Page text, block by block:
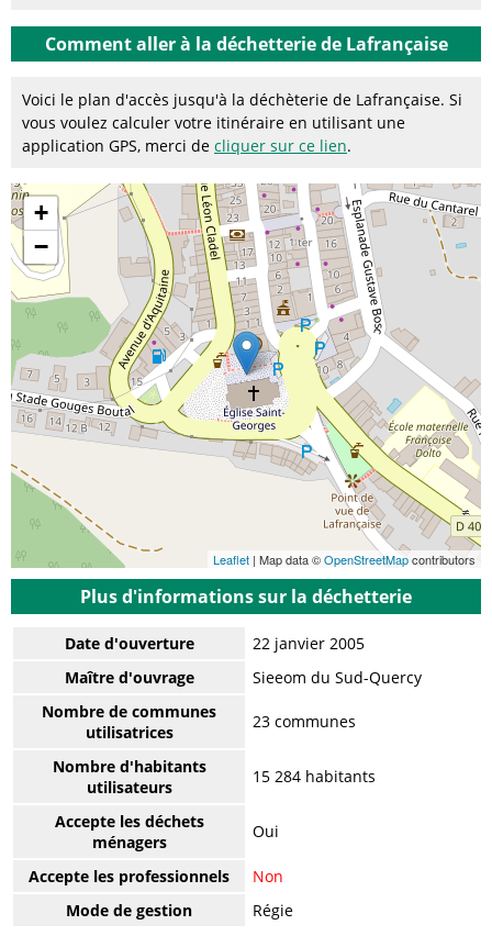
Comment aller à la déchetterie de Lafrançaise
Voici le plan d'accès jusqu'à la déchèterie de Lafrançaise. Si
vous voulez calculer votre itinéraire en utilisant une
application GPS, merci de cliquer sur ce lien.
+
−
Leaflet | Map data ©OpenStreetMapcontributors
Plus d'informations sur la déchetterie
Date d'ouverture
22 janvier 2005
Maître d'ouvrage
Sieeom du Sud-Quercy
Nombre de communes
utilisatrices
23 communes
Nombre d'habitants
utilisateurs
15 284 habitants
Accepte les déchets
ménagers
Oui
Accepte les professionnels
Non
Mode de gestion
Régie